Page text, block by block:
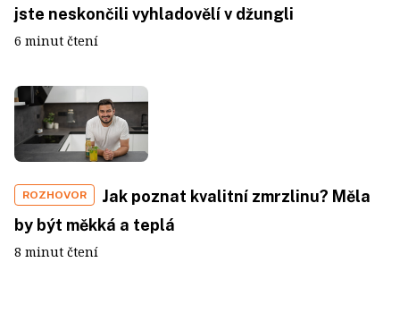
jste neskončili vyhladovělí v džungli
6 minut čtení
ROZHOVOR
Jak poznat kvalitní zmrzlinu? Měla
by být měkká a teplá
8 minut čtení